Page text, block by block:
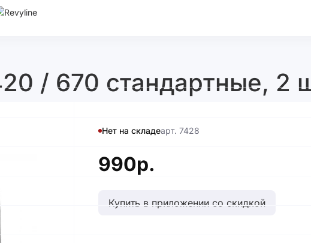
/ 670 стандартные, 2
Нет на складеарт. 7428
990р.
Купить в приложении со скидкой